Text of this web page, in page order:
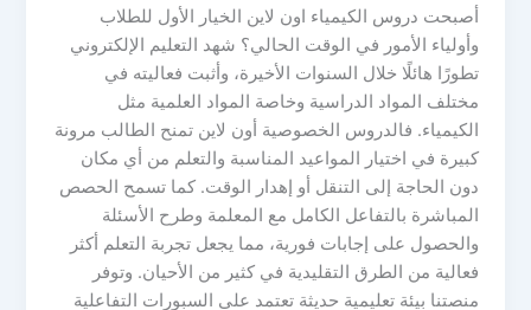
أصبحت دروس الكيمياء اون لاين الخيار الأول للطلاب
وأولياء الأمور في الوقت الحالي؟ شهد التعليم الإلكتروني
تطورًا هائلًا خلال السنوات الأخيرة، وأثبت فعاليته في
مختلف المواد الدراسية وخاصة المواد العلمية مثل
الكيمياء. فالدروس الخصوصية أون لاين تمنح الطالب مرونة
كبيرة في اختيار المواعيد المناسبة والتعلم من أي مكان
دون الحاجة إلى التنقل أو إهدار الوقت. كما تسمح الحصص
المباشرة بالتفاعل الكامل مع المعلمة وطرح الأسئلة
والحصول على إجابات فورية، مما يجعل تجربة التعلم أكثر
فعالية من الطرق التقليدية في كثير من الأحيان. وتوفر
منصتنا بيئة تعليمية حديثة تعتمد على السبورات التفاعلية